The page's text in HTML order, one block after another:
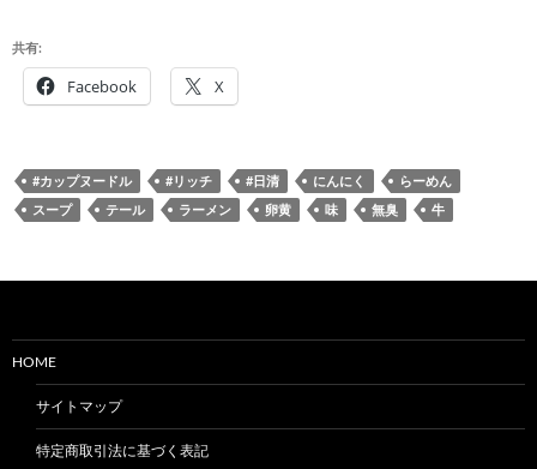
共有:
Facebook X
#カップヌードル #リッチ #日清 にんにく
らーめん
スープ
テール ラーメン 卵黄 味 無臭 牛
HOME
サイトマップ
特定商取引法に基づく表記